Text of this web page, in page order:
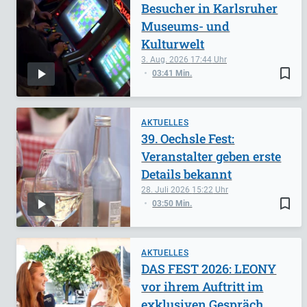
bookmark_border
3. Aug. 2026 17:44
03:41 Min.
Besucher in Karlsruher
Museums- und
Kulturwelt
AKTUELLES
bookmark_border
28. Juli 2026 15:22
03:50 Min.
39. Oechsle Fest:
Veranstalter geben erste
Details bekannt
AKTUELLES
DAS FEST 2026: LEONY
vor ihrem Auftritt im